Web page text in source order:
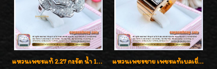
แหวนเพชรแท้ 2.27 กะรัต น้ำ 100% เบลเยี่ยมคัท ลวดลายดอกกุหลาบหรู แหวนเพชรชาย เพชรแท้เบลเยี่ยมคัท น้ำ100% D-Color/VVS 2.46 กะรัต